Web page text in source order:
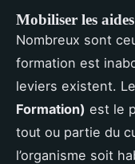
Mobiliser les
Nombreux sont
formation est
leviers existent. Le
Formation) est le
tout ou partie du
l’organisme soit